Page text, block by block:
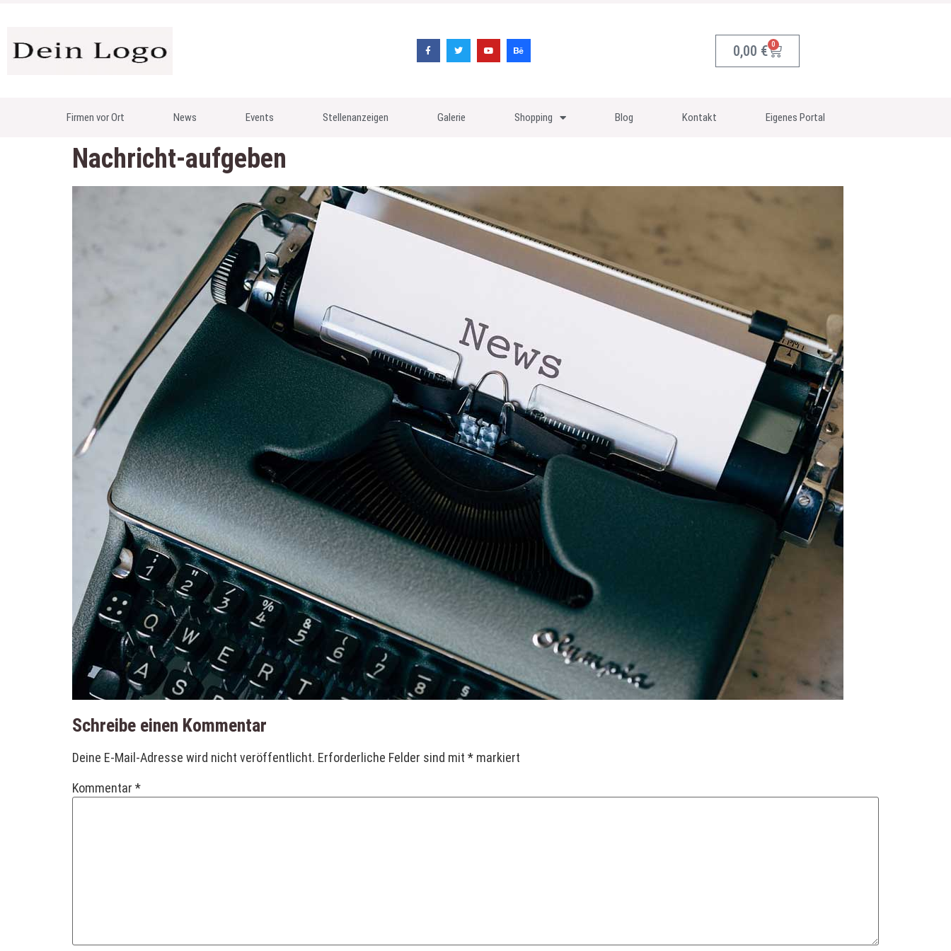
0,00 € 0
Firmen vor Ort News Events Stellenanzeigen Galerie Shopping Blog Kontakt Eigenes Portal
Nachricht-aufgeben
Schreibe einen Kommentar
Deine E-Mail-Adresse wird nicht veröffentlicht. Erforderliche Felder sind mit * markiert
Kommentar *